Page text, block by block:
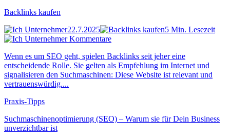
Backlinks kaufen
22.7.2025
5 Min. Lesezeit
Kommentare
Wenn es um SEO geht, spielen Backlinks seit jeher eine
entscheidende Rolle. Sie gelten als Empfehlung im Internet und
signalisieren den Suchmaschinen: Diese Website ist relevant und
vertrauenswürdig....
Praxis-Tipps
Suchmaschinenoptimierung (SEO) – Warum sie für Dein Business
unverzichtbar ist